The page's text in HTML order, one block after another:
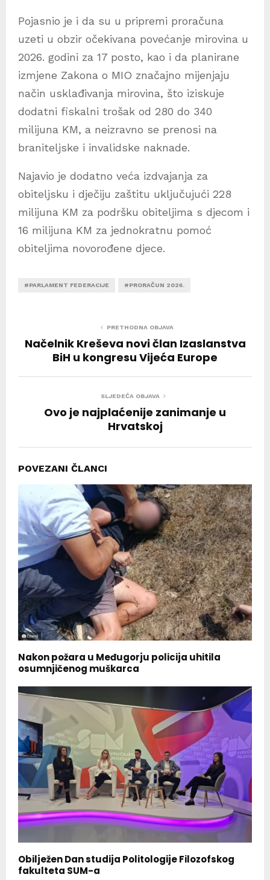
Pojasnio je i da su u pripremi proračuna
uzeti u obzir očekivana povećanje mirovina u
2026. godini za 17 posto, kao i da planirane
izmjene Zakona o MIO značajno mijenjaju
način usklađivanja mirovina, što iziskuje
dodatni fiskalni trošak od 280 do 340
milijuna KM, a neizravno se prenosi na
braniteljske i invalidske naknade.
Najavio je dodatno veća izdvajanja za
obiteljsku i dječiju zaštitu uključujući 228
milijuna KM za podršku obiteljima s djecom i
16 milijuna KM za jednokratnu pomoć
obiteljima novorođene djece.
#PARLAMENT FEDERACIJE #PRORAČUN 2026.
PRETHODNA OBJAVA
Načelnik Kreševa novi član Izaslanstva
BiH u kongresu Vijeća Europe
SLJEDEĆA OBJAVA
Ovo je najplaćenije zanimanje u
Hrvatskoj
POVEZANI ČLANCI
Nakon požara u Međugorju policija uhitila
osumnjičenog muškarca
Obilježen Dan studija Politologije Filozofskog
fakulteta SUM-a